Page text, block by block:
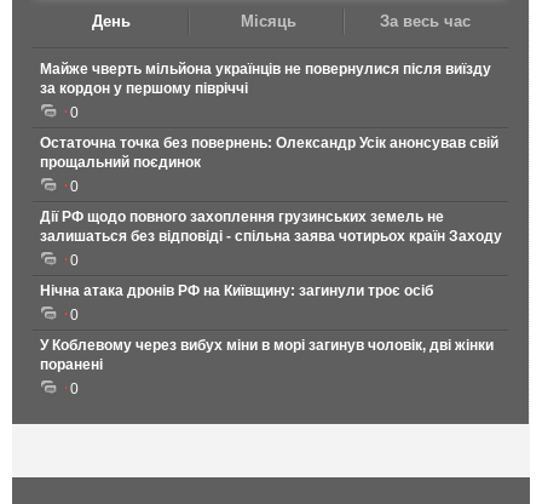
День Місяць За весь час
Майже чверть мільйона українців не повернулися після виїзду
за кордон у першому півріччі
0
Остаточна точка без повернень: Олександр Усік анонсував свій
прощальний поєдинок
0
Дії РФ щодо повного захоплення грузинських земель не
залишаться без відповіді - спільна заява чотирьох країн Заходу
0
Нічна атака дронів РФ на Київщину: загинули троє осіб
0
У Коблевому через вибух міни в морі загинув чоловік, дві жінки
поранені
0